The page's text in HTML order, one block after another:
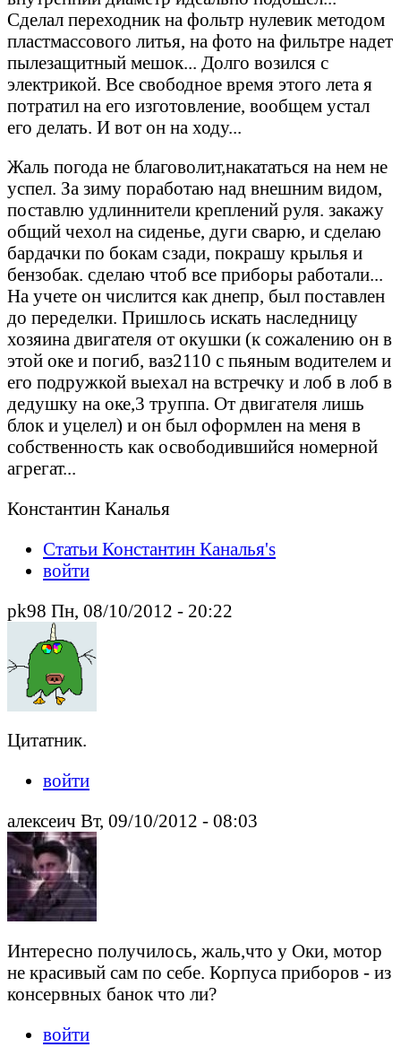
Сделал переходник на фольтр нулевик методом
пластмассового литья, на фото на фильтре надет
пылезащитный мешок... Долго возился с
электрикой. Все свободное время этого лета я
потратил на его изготовление, вообщем устал
его делать. И вот он на ходу...
Жаль погода не благоволит,накататься на нем не
успел. За зиму поработаю над внешним видом,
поставлю удлиннители креплений руля. закажу
общий чехол на сиденье, дуги сварю, и сделаю
бардачки по бокам сзади, покрашу крылья и
бензобак. сделаю чтоб все приборы работали...
На учете он числится как днепр, был поставлен
до переделки. Пришлось искать наследницу
хозяина двигателя от окушки (к сожалению он в
этой оке и погиб, ваз2110 с пьяным водителем и
его подружкой выехал на встречку и лоб в лоб в
дедушку на оке,3 труппа. От двигателя лишь
блок и уцелел) и он был оформлен на меня в
собственность как освободившийся номерной
агрегат...
Константин Каналья
Статьи Константин Каналья's
войти
pk98 Пн, 08/10/2012 - 20:22
Цитатник.
войти
алексеич Вт, 09/10/2012 - 08:03
Интересно получилось, жаль,что у Оки, мотор
не красивый сам по себе. Корпуса приборов - из
консервных банок что ли?
войти